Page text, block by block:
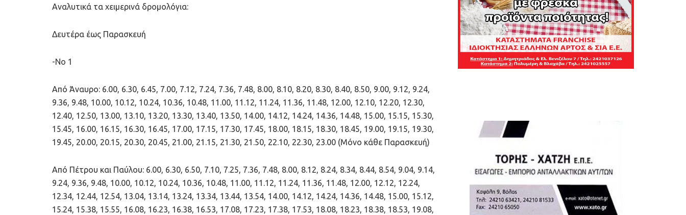
Αναλυτικά τα χειμερινά δρομολόγια:
Δευτέρα έως Παρασκευή
-Νo 1
Από Άναυρο: 6.00, 6.30, 6.45, 7.00, 7.12, 7.24, 7.36, 7.48, 8.00, 8.10, 8.20, 8.30, 8.40, 8.50, 9.00, 9.12, 9.24,
9.36, 9.48, 10.00, 10.12, 10.24, 10.36, 10.48, 11.00, 11.12, 11.24, 11.36, 11.48, 12.00, 12.10, 12.20, 12.30,
12.40, 12.50, 13.00, 13.10, 13.20, 13.30, 13.40, 13.50, 14.00, 14.12, 14.24, 14.36, 14.48, 15.00, 15.15, 15.30,
15.45, 16.00, 16.15, 16.30, 16.45, 17.00, 17.15, 17.30, 17.45, 18.00, 18.15, 18.30, 18.45, 19.00, 19.15, 19.30,
19.45, 20.00, 20.15, 20.30, 20.45, 21.00, 21.15, 21.30, 21.50, 22.10, 22.30, 23.00 (Μόνο κάθε Παρασκευή)
Από Πέτρου και Παύλου: 6.00, 6.30, 6.50, 7.10, 7.25, 7.36, 7.48, 8.00, 8.12, 8.24, 8.34, 8.44, 8.54, 9.04, 9.14,
9.24, 9.36, 9.48, 10.00, 10.12, 10.24, 10.36, 10.48, 11.00, 11.12, 11.24, 11.36, 11.48, 12.00, 12.12, 12.24,
12.34, 12.44, 12.54, 13.04, 13.14, 13.24, 13.34, 13.44, 13.54, 14.00, 14.12, 14.24, 14.36, 14.48, 15.00, 15.12,
15.24, 15.38, 15.55, 16.08, 16.23, 16.38, 16.53, 17.08, 17.23, 17.38, 17.53, 18.08, 18.23, 18.38, 18.53, 19.08,